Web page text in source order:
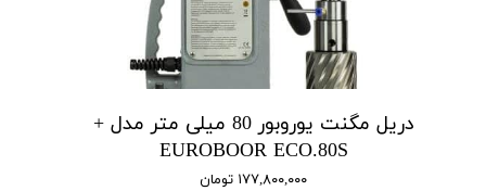
دریل مگنت یوروبور 80 میلی متر مدل +
EUROBOOR ECO.80S
۱۷۷,۸۰۰,۰۰۰ تومان